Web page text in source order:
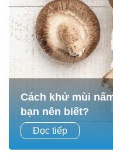
Cách khử mùi
bạn nên biết?
Nấm đông cô không chỉ
nhiều món ăn gia đình
giàu dinh dưỡng, tốt
Đọc tiếp